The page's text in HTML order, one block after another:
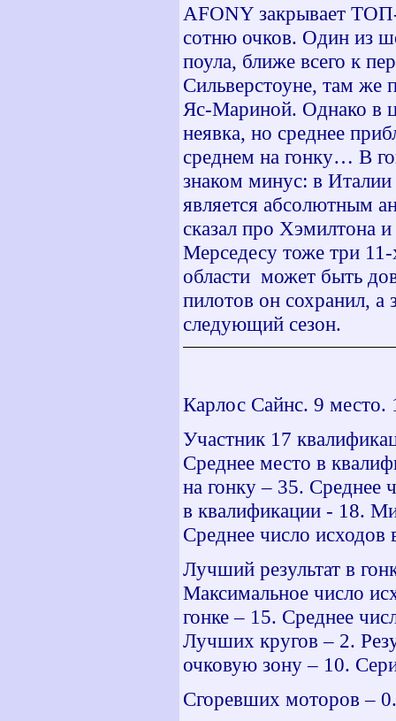
AFONY закрывает
сотню очков. Один из
поула, ближе всего к
Сильверстоуне, там же
Яс-Мариной. Однако в
неявка, но среднее
среднем на гонку… В
знаком минус: в Италии
является абсолютным
сказал про Хэмилтона
Мерседесу тоже три
области может быть
пилотов он сохранил, а
следующий сезон.
Карлос Сайнс. 9 место.
Участник 17
Среднее место в
на гонку – 35. Среднее
в квалификации - 18.
Среднее число
Лучший результат в
Максимальное число
гонке – 15. Среднее
Лучших кругов – 2.
очковую зону – 10.
Сгоревших моторов –